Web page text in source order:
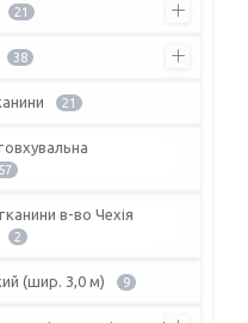
21
38
21
57
в-во Чехія
2
(шир. 3,0 м) 9